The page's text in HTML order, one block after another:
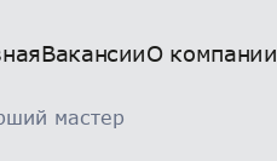
ВакансииО компании
мастер